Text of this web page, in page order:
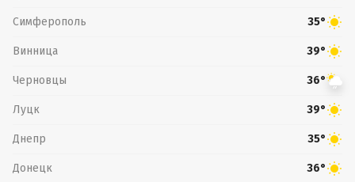
Симферополь 35°
Винница 39°
Черновцы 36°
Луцк 39°
Днепр 35°
Донецк 36°